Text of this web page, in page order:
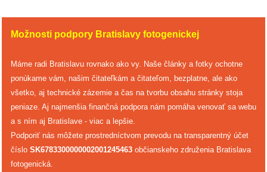
Možnosti podpory Bratislavy fotogenickej
Máme radi Bratislavu rovnako ako vy. Naše články a fotky ochotne
ponúkame vám, našim čitateľkám a čitateľom, bezplatne, ale ako
všetko, aj technické zázemie a čas na tvorbu obsahu stránky stoja
peniaze. Aj najmenšia finančná podpora nám pomáha venovať sa webu
a s ním aj Bratislave - viac a lepšie.
Podporiť nás môžete prostredníctvom prevodu na transparentný účet
číslo SK6783300000002001245463 občianskeho združenia Bratislava
fotogenická.